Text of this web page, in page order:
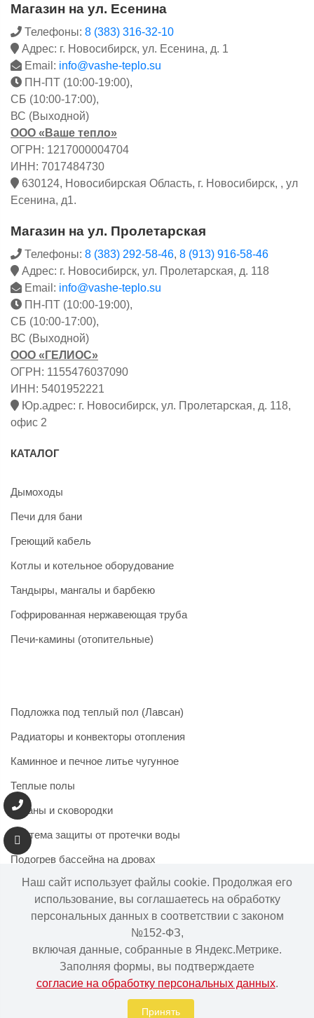
Магазин на ул. Есенина
Телефоны: 8 (383) 316-32-10
Адрес: г. Новосибирск, ул. Есенина, д. 1
Email: info@vashe-teplo.su
ПН-ПТ (10:00-19:00),
СБ (10:00-17:00),
ВС (Выходной)
ООО «Ваше тепло»
ОГРН: 1217000004704
ИНН: 7017484730
630124, Новосибирская Область, г. Новосибирск, , ул
Есенина, д1.
Магазин на ул. Пролетарская
Телефоны: 8 (383) 292-58-46, 8 (913) 916-58-46
Адрес: г. Новосибирск, ул. Пролетарская, д. 118
Email: info@vashe-teplo.su
ПН-ПТ (10:00-19:00),
СБ (10:00-17:00),
ВС (Выходной)
ООО «ГЕЛИОС»
ОГРН: 1155476037090
ИНН: 5401952221
Юр.адрес: г. Новосибирск, ул. Пролетарская, д. 118,
офис 2
КАТАЛОГ
Дымоходы
Печи для бани
Греющий кабель
Котлы и котельное оборудование
Тандыры, мангалы и барбекю
Гофрированная нержавеющая труба
Печи-камины (отопительные)
Подложка под теплый пол (Лавсан)
Радиаторы и конвекторы отопления
Каминное и печное литье чугунное
Теплые полы
Казаны и сковородки
Система защиты от протечки воды
Подогрев бассейна на дровах
Информация на сайте не является публичной офертой.
Наличие и цены товара могут меняться, просьба
уточнять у менеджера при подтверждении заказа.
Политика в отношении обработки персональных данных
Наш сайт использует файлы cookie. Продолжая его
использование, вы соглашаетесь на обработку
персональных данных в соответствии с законом
№152-ФЗ,
включая данные, собранные в Яндекс.Метрике.
Заполняя формы, вы подтверждаете
согласие на обработку персональных данных.
Принять